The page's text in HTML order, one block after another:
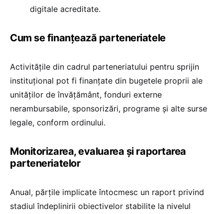
digitale acreditate.
Cum se finanțează parteneriatele
Activitățile din cadrul parteneriatului pentru sprijin
instituțional pot fi finanțate din bugetele proprii ale
unităților de învățământ, fonduri externe
nerambursabile, sponsorizări, programe și alte surse
legale, conform ordinului.
Monitorizarea, evaluarea și raportarea
parteneriatelor
Anual, părțile implicate întocmesc un raport privind
stadiul îndeplinirii obiectivelor stabilite la nivelul